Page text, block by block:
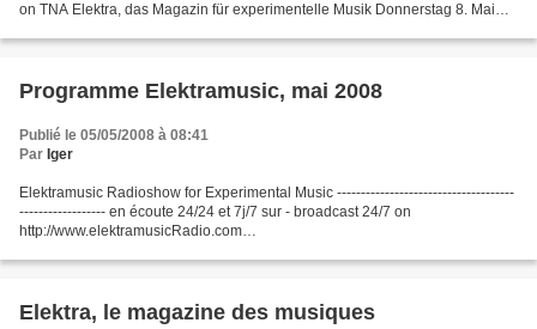
on TNA Elektra, das Magazin für experimentelle Musik Donnerstag 8. Mai
Programme Elektramusic, mai 2008
Publié le 05/05/2008 à 08:41
Par Iger
Elektramusic Radioshow for Experimental Music -------------------------------------
------------------ en écoute 24/24 et 7j/7 sur - broadcast 24/7 on
http://www.elektramusicRadio.com
MAY'08...
Elektra, le magazine des musiques